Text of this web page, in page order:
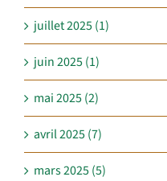
juillet 2025 (1)
juin 2025 (1)
mai 2025 (2)
avril 2025 (7)
mars 2025 (5)